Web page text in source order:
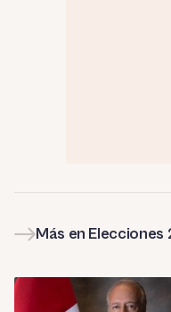
Más en Elecciones